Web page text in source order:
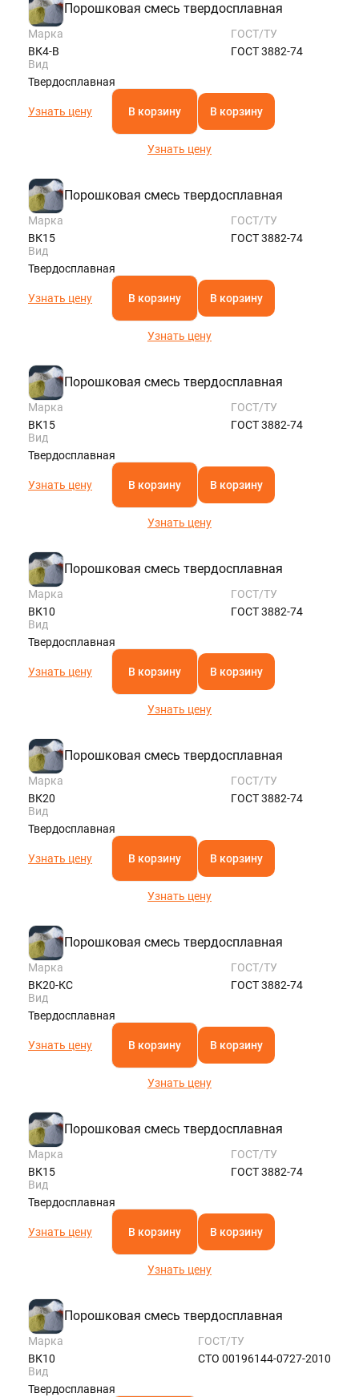
Порошковая смесь твердосплавная
Марка
ВК4-В
ГОСТ/ТУ
ГОСТ 3882-74
Вид
Твердосплавная
Узнать цену В корзину В корзину
Узнать цену
Порошковая смесь твердосплавная
Марка
ВК15
ГОСТ/ТУ
ГОСТ 3882-74
Вид
Твердосплавная
Узнать цену В корзину В корзину
Узнать цену
Порошковая смесь твердосплавная
Марка
ВК15
ГОСТ/ТУ
ГОСТ 3882-74
Вид
Твердосплавная
Узнать цену В корзину В корзину
Узнать цену
Порошковая смесь твердосплавная
Марка
ВК10
ГОСТ/ТУ
ГОСТ 3882-74
Вид
Твердосплавная
Узнать цену В корзину В корзину
Узнать цену
Порошковая смесь твердосплавная
Марка
ВК20
ГОСТ/ТУ
ГОСТ 3882-74
Вид
Твердосплавная
Узнать цену В корзину В корзину
Узнать цену
Порошковая смесь твердосплавная
Марка
ВК20-КС
ГОСТ/ТУ
ГОСТ 3882-74
Вид
Твердосплавная
Узнать цену В корзину В корзину
Узнать цену
Порошковая смесь твердосплавная
Марка
ВК15
ГОСТ/ТУ
ГОСТ 3882-74
Вид
Твердосплавная
Узнать цену В корзину В корзину
Узнать цену
Порошковая смесь твердосплавная
Марка
ВК10
ГОСТ/ТУ
СТО 00196144-0727-2010
Вид
Твердосплавная